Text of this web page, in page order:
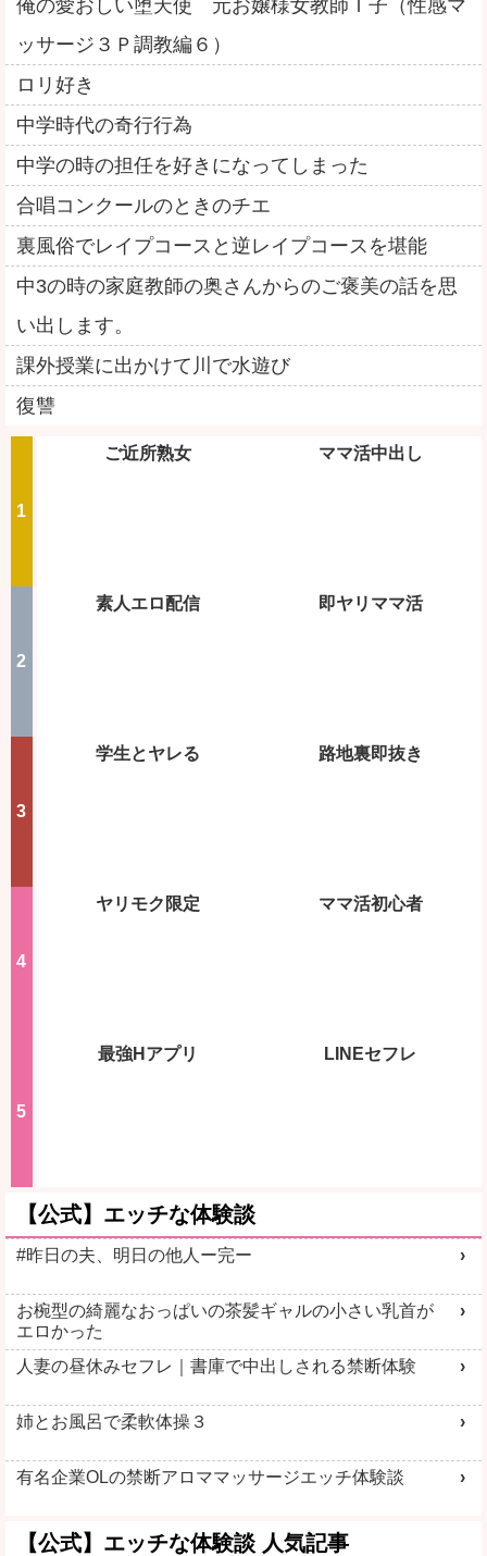
俺の愛おしい堕天使 元お嬢様女教師Ｔ子（性感マ
ッサージ３Ｐ調教編６）
ロリ好き
中学時代の奇行行為
中学の時の担任を好きになってしまった
合唱コンクールのときのチエ
裏風俗でレイプコースと逆レイプコースを堪能
中3の時の家庭教師の奥さんからのご褒美の話を思
い出します。
課外授業に出かけて川で水遊び
復讐
ご近所熟女 ママ活中出し
素人エロ配信 即ヤリママ活
学生とヤレる 路地裏即抜き
ヤリモク限定 ママ活初心者
最強Hアプリ LINEセフレ
【公式】エッチな体験談
#昨日の夫、明日の他人ー完ー
お椀型の綺麗なおっぱいの茶髪ギャルの小さい乳首が
エロかった
人妻の昼休みセフレ｜書庫で中出しされる禁断体験
姉とお風呂で柔軟体操３
有名企業OLの禁断アロママッサージエッチ体験談
【公式】エッチな体験談 人気記事